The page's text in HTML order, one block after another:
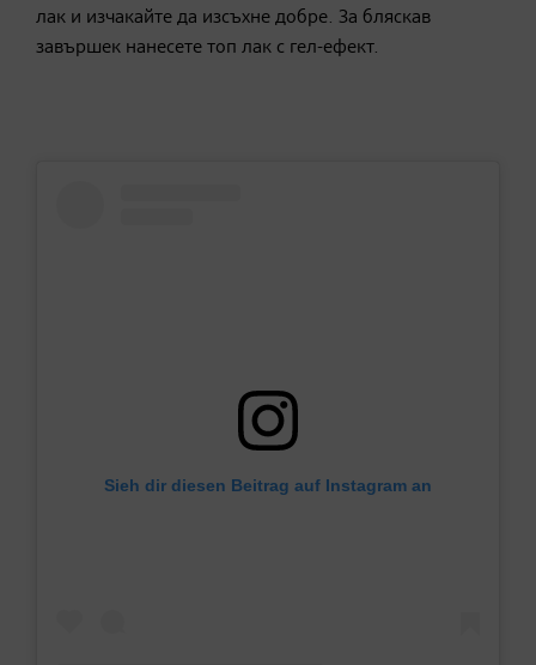
лак и изчакайте да изсъхне добре. За бляскав
завършек нанесете топ лак с гел-ефект.
Sieh dir diesen Beitrag auf Instagram an